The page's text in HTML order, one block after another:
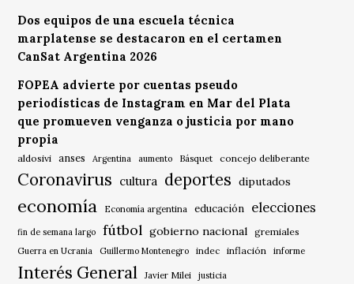
Dos equipos de una escuela técnica
marplatense se destacaron en el certamen
CanSat Argentina 2026
FOPEA advierte por cuentas pseudo
periodísticas de Instagram en Mar del Plata
que promueven venganza o justicia por mano
propia
aldosivi anses Argentina aumento Básquet concejo deliberante
Coronavirus cultura deportes diputados
economía Economía argentina educación elecciones
fin de semana largo fútbol gobierno nacional gremiales
Guerra en Ucrania Guillermo Montenegro indec inflación informe
Interés General Javier Milei justicia